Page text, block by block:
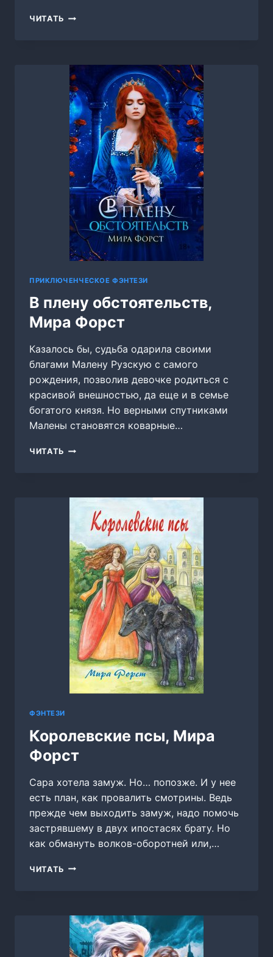
ЧИТАТЬ НА
ФОРСТ
ПРИКЛЮЧЕНЧЕСКОЕ ФЭНТЕЗИ
В плену обстоятельств,
Мира Форст
Казалось бы, судьба одарила своими
благами Малену Рузскую с самого
рождения, позволив девочке родиться с
красивой внешностью, да еще и в семье
богатого князя. Но верными спутниками
Малены становятся коварные…
ЧИТАТЬ В
ФОРСТ
ФЭНТЕЗИ
Королевские псы, Мира
Форст
Сара хотела замуж. Но… попозже. И у нее
есть план, как провалить смотрины. Ведь
прежде чем выходить замуж, надо помочь
застрявшему в двух ипостасях брату. Но
как обмануть волков-оборотней или,…
ЧИТАТЬ КОРОЛЕВСКИЕ